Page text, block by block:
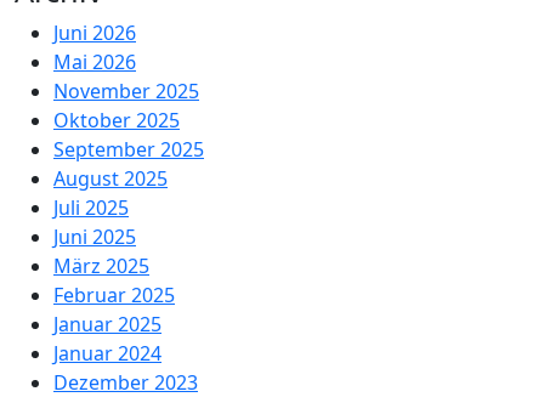
Juni 2026
Mai 2026
November 2025
Oktober 2025
September 2025
August 2025
Juli 2025
Juni 2025
März 2025
Februar 2025
Januar 2025
Januar 2024
Dezember 2023